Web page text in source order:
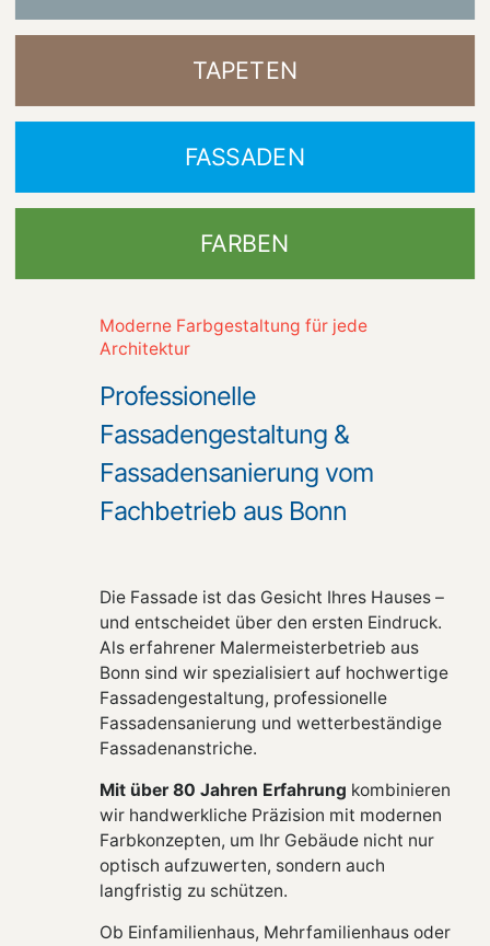
TAPETEN
FASSADEN
FARBEN
Moderne Farbgestaltung für jede
Architektur
Professionelle
Fassadengestaltung &
Fassadensanierung vom
Fachbetrieb aus Bonn
Die Fassade ist das Gesicht Ihres Hauses –
und entscheidet über den ersten Eindruck.
Als erfahrener Malermeisterbetrieb aus
Bonn sind wir spezialisiert auf hochwertige
Fassadengestaltung, professionelle
Fassadensanierung und wetterbeständige
Fassadenanstriche.
Mit über 80 Jahren Erfahrung kombinieren
wir handwerkliche Präzision mit modernen
Farbkonzepten, um Ihr Gebäude nicht nur
optisch aufzuwerten, sondern auch
langfristig zu schützen.
Ob Einfamilienhaus, Mehrfamilienhaus oder